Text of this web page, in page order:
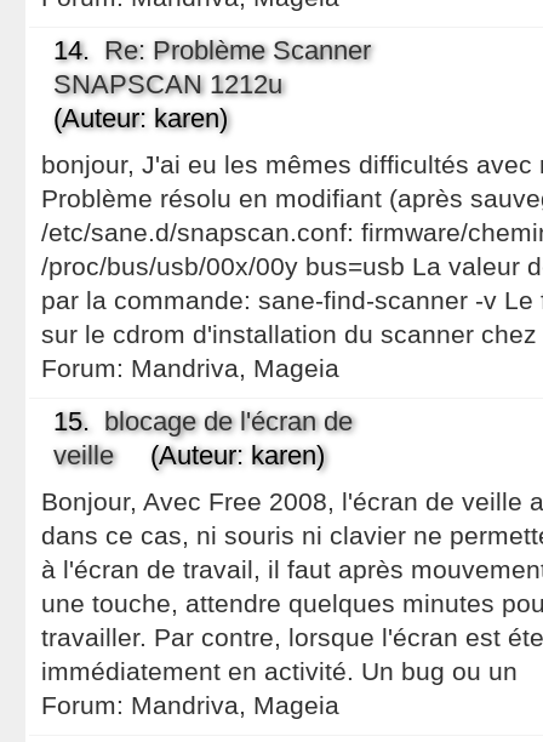
14. Re: Problème Scanner
SNAPSCAN 1212u
(Auteur: karen)
bonjour, J'ai eu les mêmes difficultés avec
Problème résolu en modifiant (après
/etc/sane.d/snapscan.conf: firmware/
/proc/bus/usb/00x/00y bus=usb La valeur
par la commande: sane-find-scanner -v
sur le cdrom d'installation du scanner
Forum: Mandriva, Mageia
15. blocage de l'écran de
veille(Auteur: karen)
Bonjour, Avec Free 2008, l'écran de veille
dans ce cas, ni souris ni clavier ne
à l'écran de travail, il faut après
une touche, attendre quelques minutes
travailler. Par contre, lorsque l'écran est
immédiatement en activité. Un bug ou un
Forum: Mandriva, Mageia